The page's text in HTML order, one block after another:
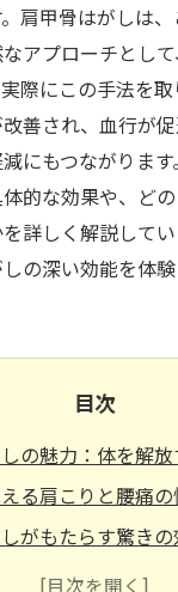
肩甲骨はがしは
アプローチとし
際にこの手法を取
善され、血行が
にもつながります
的な効果や、ど
詳しく解説して
の深い効能を体
目次
の魅力：体を解
る肩こりと腰痛の
がもたらす驚き
簡単に取り入れられ